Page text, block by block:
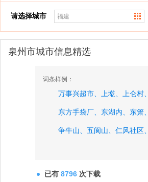
请选择城市
泉州市城市信息精选
词条样例：
万事兴超市、 上墘、 上仑村、
东方手袋厂、 东湖内、 东箫、
争牛山、 五阆山、 仁风社区、
已有 8796 次下载